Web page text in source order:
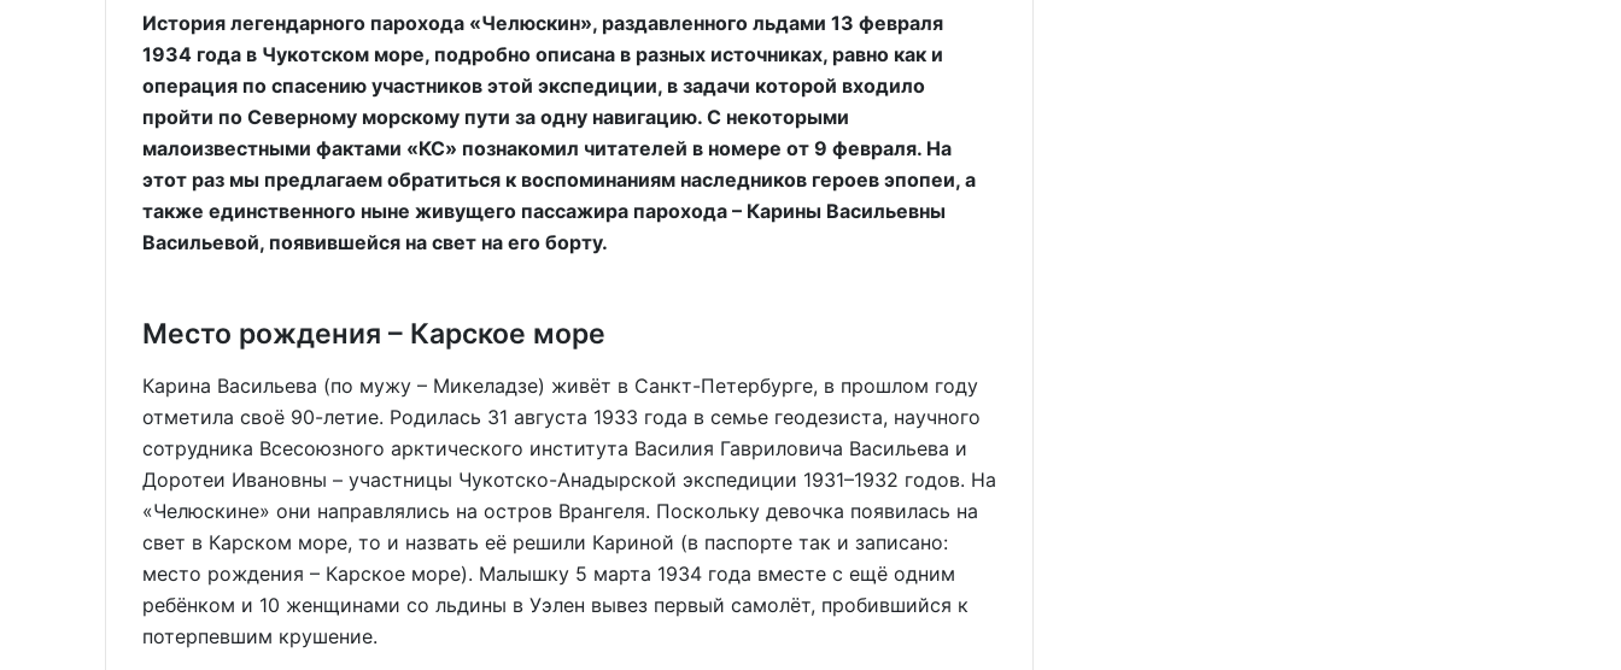
История легендарного парохода «Челюскин», раздавленного льдами 13 февраля
1934 года в Чукотском море, подробно описана в разных источниках, равно как и
операция по спасению участников этой экспедиции, в задачи которой входило
пройти по Северному морскому пути за одну навигацию. С некоторыми
малоизвестными фактами «КС» познакомил читателей в номере от 9 февраля. На
этот раз мы предлагаем обратиться к воспоминаниям наследников героев эпопеи, а
также единственного ныне живущего пассажира парохода – Карины Васильевны
Васильевой, появившейся на свет на его борту.
Место рождения – Карское море
Карина Васильева (по мужу – Микеладзе) живёт в Санкт-Петербурге, в прошлом году
отметила своё 90-летие. Родилась 31 августа 1933 года в семье геодезиста, научного
сотрудника Всесоюзного арктического института Василия Гавриловича Васильева и
Доротеи Ивановны – участницы Чукотско-Анадырской экспедиции 1931–1932 годов. На
«Челюскине» они направлялись на остров Врангеля. Поскольку девочка появилась на
свет в Карском море, то и назвать её решили Кариной (в паспорте так и записано:
место рождения – Карское море). Малышку 5 марта 1934 года вместе с ещё одним
ребёнком и 10 женщинами со льдины в Уэлен вывез первый самолёт, пробившийся к
потерпевшим крушение.